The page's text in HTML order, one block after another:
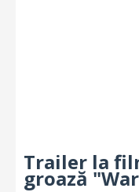
Trailer la
groază